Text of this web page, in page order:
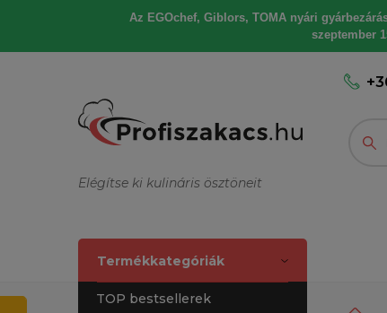
Az EGOchef, Giblors, TOMA nyári
szeptember
Elégítse ki kulináris ösztöneit
Termékkategóriák
TOP bestsellerek